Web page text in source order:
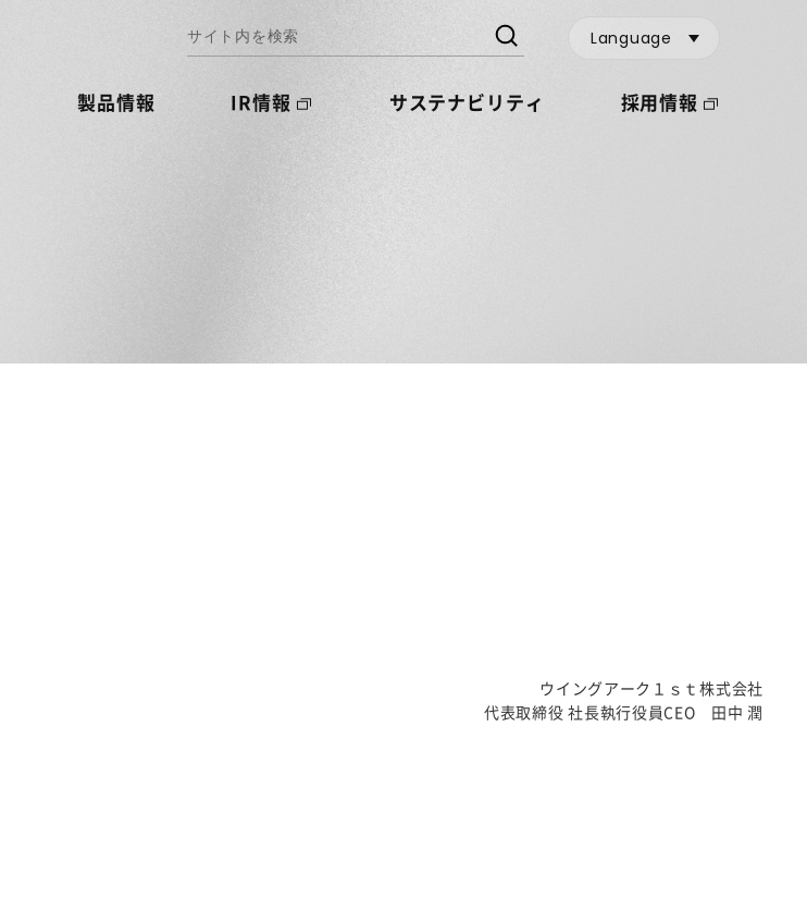
製品情報 IR情報 サステナビリティ 採用情報
Language
ウイングアーク１ｓｔ株式会社
代表取締役 社長執行役員CEO 田中 潤